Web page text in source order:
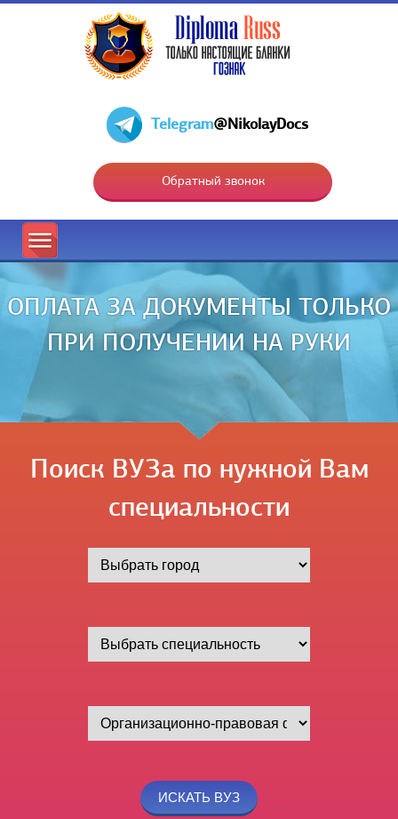
Telegram@NikolayDocs
Обратный звонок
ОПЛАТА ЗА ДОКУМЕНТЫ ТОЛЬКО
ПРИ ПОЛУЧЕНИИ НА РУКИ
Поиск ВУЗа по нужной Вам
специальности